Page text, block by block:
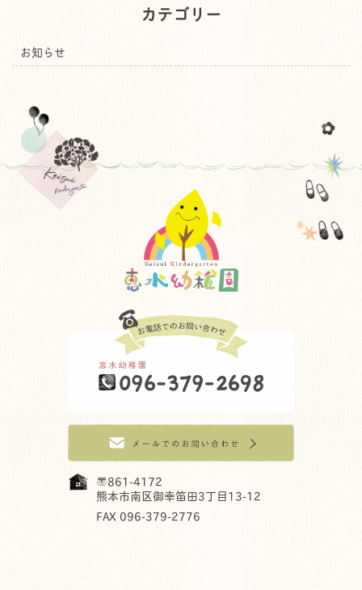
カテゴリー
お知らせ
〒861-4172
熊本市南区御幸笛田3丁目13-12
FAX 096-379-2776